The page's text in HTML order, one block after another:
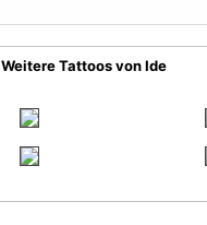
Weitere Tattoos von Ide